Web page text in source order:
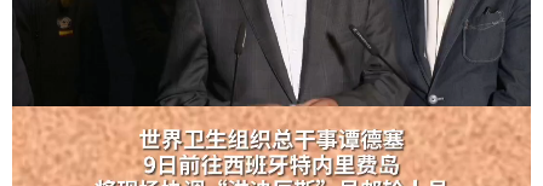
公益 一带一路 亚太网 上市公司
地方频道